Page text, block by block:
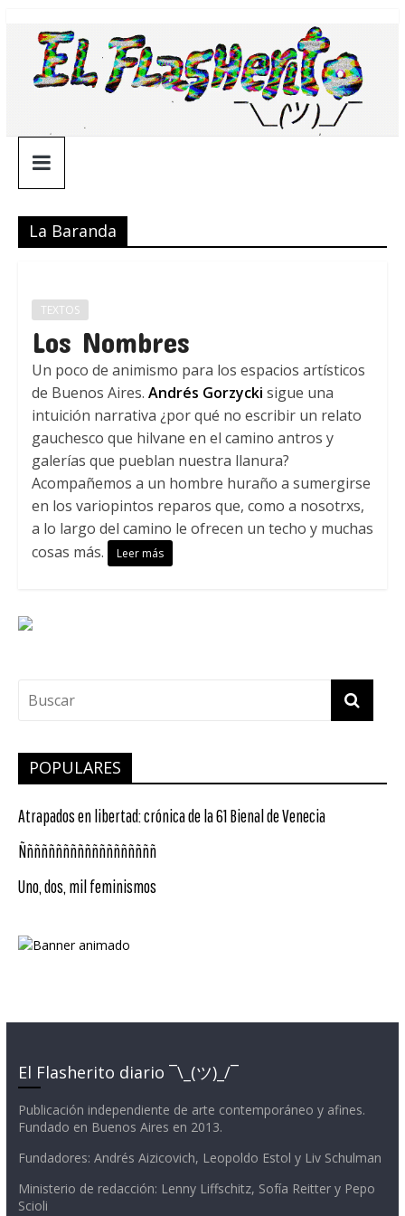
contenido
¯\_(ツ)_/
¯
La Baranda
TEXTOS
Los Nombres
Un poco de animismo para los espacios artísticos
de Buenos Aires. Andrés Gorzycki sigue una
intuición narrativa ¿por qué no escribir un relato
gauchesco que hilvane en el camino antros y
galerías que pueblan nuestra llanura?
Acompañemos a un hombre huraño a sumergirse
en los variopintos reparos que, como a nosotrxs,
a lo largo del camino le ofrecen un techo y muchas
cosas más.
Leer más
POPULARES
Atrapados en libertad: crónica de la 61 Bienal de Venecia
Ñññññññññññññññññññ
Uno, dos, mil feminismos
El Flasherito diario ¯\_(ツ)_/¯
Publicación independiente de arte contemporáneo y afines.
Fundado en Buenos Aires en 2013.
Fundadores: Andrés Aizicovich, Leopoldo Estol y Liv Schulman
Ministerio de redacción: Lenny Liffschitz, Sofía Reitter y Pepo
Scioli